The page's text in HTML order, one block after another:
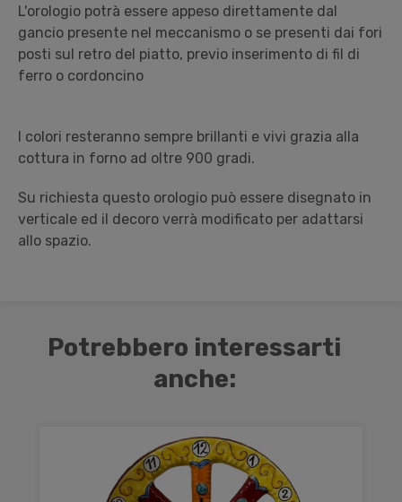
L'orologio potrà essere appeso direttamente dal
gancio presente nel meccanismo o se presenti dai fori
posti sul retro del piatto, previo inserimento di fil di
ferro o cordoncino
I colori resteranno sempre brillanti e vivi grazia alla
cottura in forno ad oltre 900 gradi.
Su richiesta questo orologio può essere disegnato in
verticale ed il decoro verrà modificato per adattarsi
allo spazio.
Potrebbero interessarti
anche: